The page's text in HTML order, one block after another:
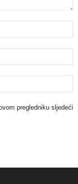
pregledniku sljedeći